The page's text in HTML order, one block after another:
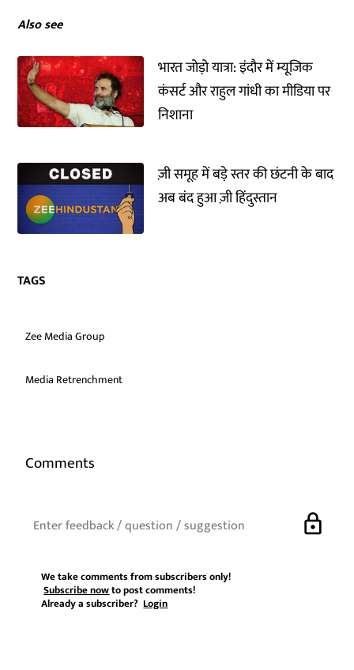
Also see
भारत जोड़ो यात्रा: इंदौर में म्यूजिक
कंसर्ट और राहुल गांधी का मीडिया पर
निशाना
ज़ी समूह में बड़े स्तर की छंटनी के बाद
अब बंद हुआ ज़ी हिंदुस्तान
TAGS
Zee Media Group
Media Retrenchment
Comments
lock
We take comments from subscribers only!
Subscribe nowto post comments!
Already a subscriber?Login